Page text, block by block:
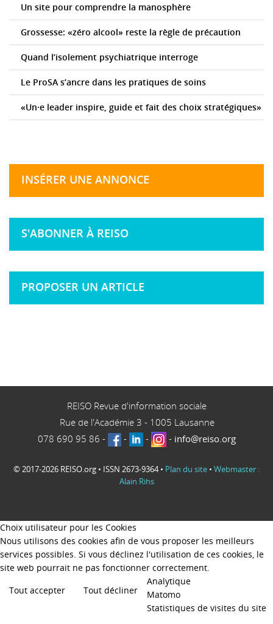
Un site pour comprendre la manosphère
Grossesse: «zéro alcool» reste la règle de précaution
Quand l’isolement psychiatrique interroge
Le ProSA s’ancre dans les pratiques de soins
«Un·e leader inspire, guide et fait des choix stratégiques»
INSÉRER UNE ANNONCE
S'ABONNER À REISO
PROPOSER UN ARTICLE
REISO Revue d'information sociale
Rue de l'Académie 3 - 1005 Lausanne
078 690 95 86 - - - - info@reiso.org
© 2017-2026 REISO.org • ISSN 2673-9364 • Plan du site • Webmaster :
Alain Rihs
Choix utilisateur pour les Cookies
Nous utilisons des cookies afin de vous proposer les meilleurs
services possibles. Si vous déclinez l'utilisation de ces cookies, le
site web pourrait ne pas fonctionner correctement.
Tout accepter
Tout décliner
Analytique
Matomo
Statistiques de visites du site